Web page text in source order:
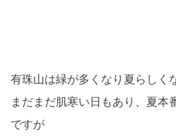
有珠山は緑が多くなり夏らしく
まだまだ肌寒い日もあり、夏本
ですが